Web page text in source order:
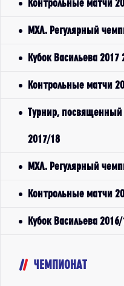
Контрольные матчи
МХЛ. Регулярный
Кубок Васильева 2017
Контрольные матчи
Турнир,
2017/18
МХЛ. Регулярный
Контрольные матчи
Кубок Васильева
ЧЕМПИОНАТ